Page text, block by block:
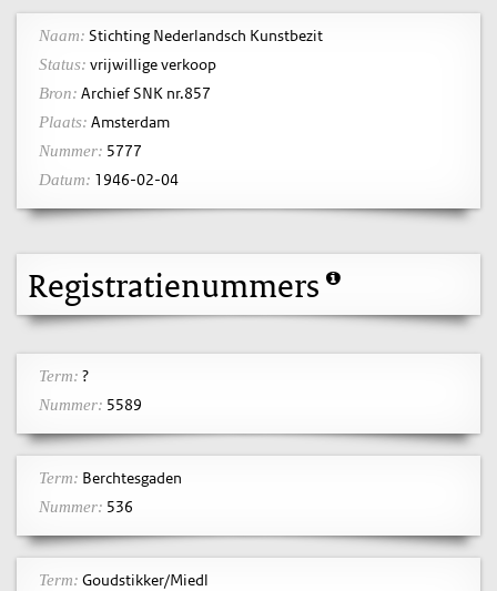
Naam: Stichting Nederlandsch Kunstbezit
Status: vrijwillige verkoop
Bron: Archief SNK nr.857
Plaats: Amsterdam
Nummer: 5777
Datum: 1946-02-04
Registratienummers
Term: ?
Nummer: 5589
Term: Berchtesgaden
Nummer: 536
Term: Goudstikker/Miedl